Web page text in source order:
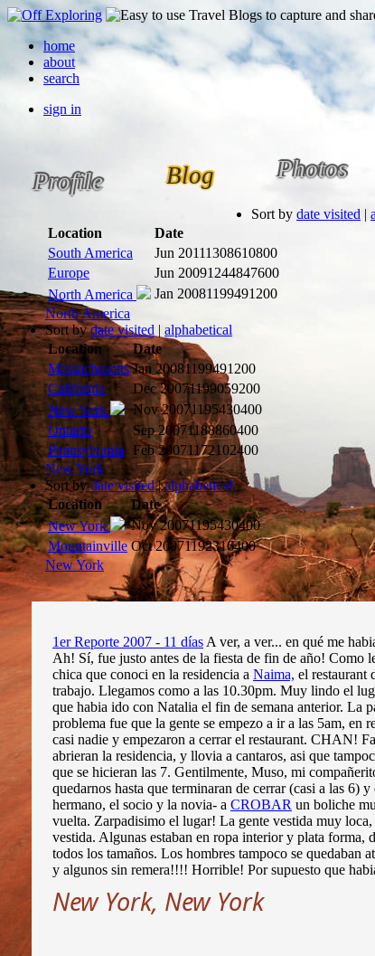
home
about
search
sign in
Profile Blog Photos
Sort by date visited |
Location
Date
South America
Jun 20111308610800
Europe
Jun 20091244847600
North America
Jan 20081199491200
North America
Sort bydate visited | alphabetical
Location
Date
Massachusetts Jan 20081199491200
California
Dec 20071199059200
New York
Nov 20071195430400
Ontario
Sep 20071188860400
Pennsylvania
Feb 20071172102400
New York
Sort bydate visited | alphabetical
Location
Date
New York
Nov 20071195430400
Mountainville Oct 20071192316400
New York
New York, New York
1er Reporte 2007 - 11 días A ver, a ver... en qué me
Ah! Sí, fue justo antes de la fiesta de fin de año! Como
chica que conoci en la residencia a Naima, el restaurant
trabajo. Llegamos como a las 10.30pm. Muy lindo el
que habia ido con Natalia el fin de semana anterior. La
problema fue que la gente se empezo a ir a las 5am, en
casi nadie y empezaron a cerrar el restaurant. CHAN!
abrieran la residencia, y llovia a cantaros, asi que
que se hicieran las 7. Gentilmente, Muso, mi
quedarnos hasta que terminaran de cerrar (casi a las 6)
hermano, el socio y la novia- a CROBAR un boliche
vuelta. Zarpadisimo el lugar! La gente vestida muy
vestida. Algunas estaban en ropa interior y plata forma,
todos los tamaños. Los hombres tampoco se quedaban
y algunos sin remera!!!! Horrible! Por supuesto que